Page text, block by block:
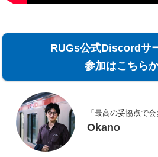
RUGs公式Discordサ
参加はこちら
「最高の妥協点で会
Okano